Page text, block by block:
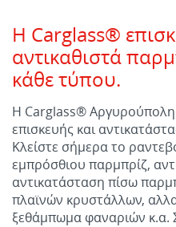
H Carglass®
αντικαθιστά
κάθε τύπου.
Η Carglass®Αργυρούπολη
επισκευής και
Κλείστε σήμερα το
εμπρόσθιου παρμπρίζ,
αντικατάσταση πίσω
πλαϊνών κρυστάλλων,
ξεθάμπωμα φαναριών κ.α.